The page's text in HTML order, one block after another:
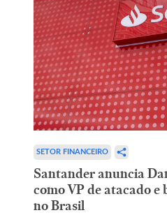
SETOR FINANCEIRO
Santander anuncia
como VP de atacado
no Brasil